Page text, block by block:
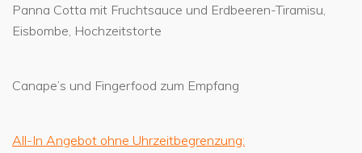
Panna Cotta mit Fruchtsauce und Erdbeeren-Tiramisu,
Eisbombe, Hochzeitstorte
Canape’s und Fingerfood zum Empfang
All-In Angebot ohne Uhrzeitbegrenzung: